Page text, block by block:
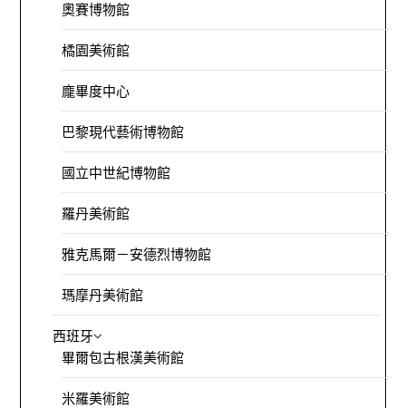
奧賽博物館
橘園美術館
龐畢度中心
巴黎現代藝術博物館
國立中世紀博物館
羅丹美術館
雅克馬爾－安德烈博物館
瑪摩丹美術館
西班牙
畢爾包古根漢美術館
米羅美術館